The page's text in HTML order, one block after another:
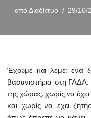
από Διαδίκτυο 29/10/
Έχουμε και λέμε: ένα
βασανιστήρια στη
της χώρας, χωρίς να
και χωρίς να έχει